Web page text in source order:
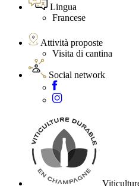
Lingua
Francese
Attività proposte
Visita di cantina
Social network